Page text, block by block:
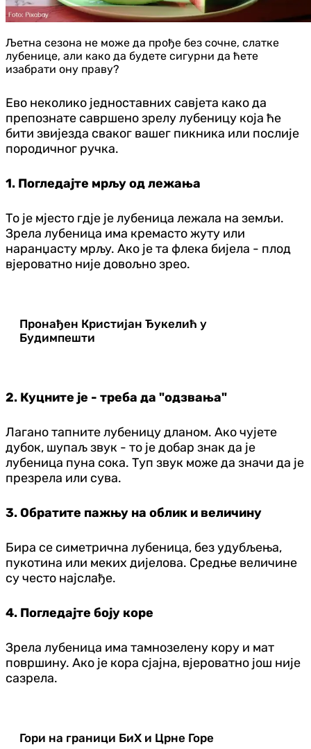
Љетна сезона не може да прође без сочне, слатке
лубенице, али како да будете сигурни да ћете
изабрати ону праву?
Ево неколико једноставних савјета како да
препознате савршено зрелу лубеницу која ће
бити звијезда сваког вашег пикника или послије
породичног ручка.
1. Погледајте мрљу од лежања
То је мјесто гдје је лубеница лежала на земљи.
Зрела лубеница има кремасто жуту или
наранџасту мрљу. Ако је та флека бијела - плод
вјероватно није довољно зрео.
Пронађен Кристијан Ђукелић у
Будимпешти
2. Куцните је - треба да "одзвања"
Лагано тапните лубеницу дланом. Ако чујете
дубок, шупаљ звук - то је добар знак да је
лубеница пуна сока. Туп звук може да значи да је
презрела или сува.
3. Обратите пажњу на облик и величину
Бира се симетрична лубеница, без удубљења,
пукотина или меких дијелова. Средње величине
су често најслађе.
4. Погледајте боју коре
Зрела лубеница има тамнозелену кору и мат
површину. Ако је кора сјајна, вјероватно још није
сазрела.
Гори на граници БиХ и Црне Горе